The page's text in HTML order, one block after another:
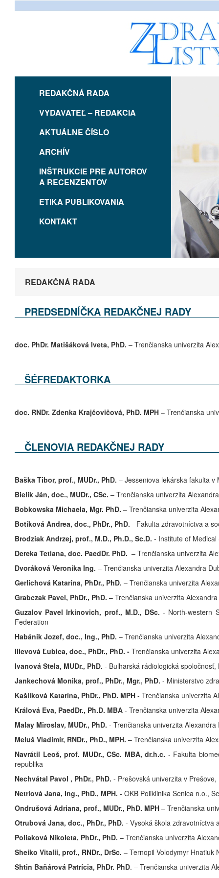
REDAKČNÁ RADA
VYDAVATEĽ – REDAKCIA
AKTUÁLNE ČÍSLO
ARCHÍV
INŠTRUKCIE PRE AUTOROV
A RECENZENTOV
ETIKA PUBLIKOVANIA
KONTAKT
REDAKČNÁ RADA
PREDSEDNÍČKA REDAKČNEJ RADY
doc. PhDr. Matišáková Iveta, PhD. – Trenčianska univerzita
ŠÉFREDAKTORKA
doc. RNDr. Zdenka Krajčovičová, PhD. MPH – Trenčianska
ČLENOVIA REDAKČNEJ RADY
Baška Tibor, prof., MUDr., PhD. – Jesseniova lekárska fakulta v
Bielik Ján, doc., MUDr., CSc. – Trenčianska univerzita
Bobkowska Michaela, Mgr. PhD. – Trenčianska univerzita
Botíková Andrea, doc., PhDr., PhD. - Fakulta zdravotníctva a
Brodziak Andrzej, prof., M.D., Ph.D., Sc.D. - Institute of Medical
Dereka Tetiana, doc. PaedDr. PhD. – Trenčianska univerzita
Dvoráková Veronika Ing. – Trenčianska univerzita Alexandra
Gerlichová Katarína, PhDr., PhD. – Trenčianska univerzita
Grabczak Pavel, PhDr., PhD. – Trenčianska univerzita
Guzalov Pavel Irkinovich, prof., M.D., DSc.- North-western
Federation
Habánik Jozef, doc., Ing., PhD. – Trenčianska univerzita
Ilievová Ľubica, doc., PhDr., PhD. - Trenčianska univerzita
Ivanová Stela, MUDr., PhD. - Bulharská rádiologická
Jankechová Monika, prof., PhDr., Mgr., PhD. - Ministerstvo
Kašlíková Katarína, PhDr., PhD. MPH - Trenčianska univerzita
Králová Eva, PaedDr., Ph.D. MBA - Trenčianska univerzita
Malay Miroslav, MUDr., PhD. - Trenčianska univerzita
Meluš Vladimír, RNDr., PhD., MPH. – Trenčianska univerzita
Navrátil Leoš, prof. MUDr., CSc. MBA, dr.h.c. - Fakulta
republika
Nechvátal Pavol , PhDr., PhD. - Prešovská univerzita v
Netriová Jana, Ing., PhD., MPH. - OKB Poliklinika Senica n.o.,
Ondrušová Adriana, prof., MUDr., PhD. MPH – Trenčianska
Otrubová Jana, doc., PhDr., PhD. - Vysoká škola zdravotníctva
Poliaková Nikoleta, PhDr., PhD. – Trenčianska univerzita
Sheiko Vitalii, prof., RNDr., DrSc. – Ternopil Volodymyr Hnatiuk
Shtin Baňárová Patrícia, PhDr. PhD. – Trenčianska univerzita